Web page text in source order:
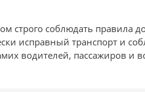
строго соблюдать правила
исправный транспорт и
водителей, пассажиров и